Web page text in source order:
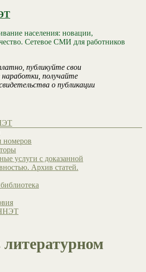
населения: новации,
Сетевое СМИ для работников
публикуйте свои
наработки, получайте
о публикации
номеров
услуги с доказанной
Архив статей.
литературном